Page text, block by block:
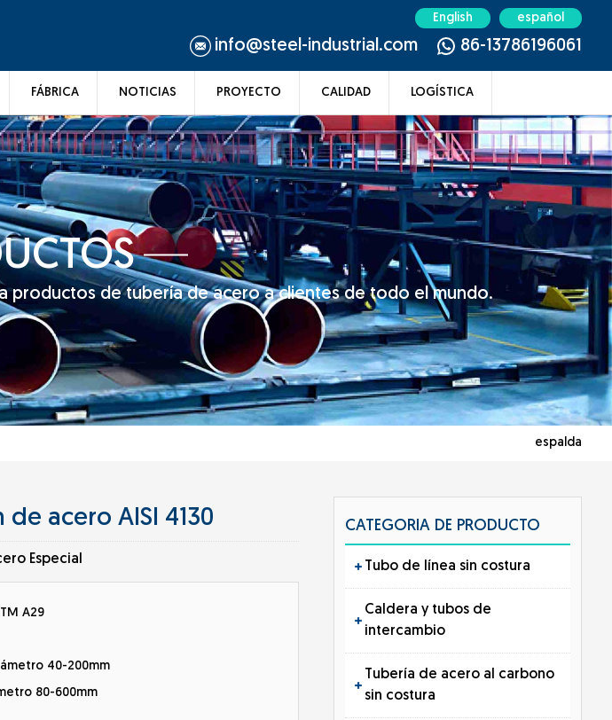
English español
86-13786196061
info@steel-industrial.com
FÁBRICA NOTICIAS PROYECTO CALIDAD LOGÍSTICA
productos de tubería de acero a clientes de todo el mundo.
espalda
CATEGORIA DE PRODUCTO
Tubo de línea sin costura
Caldera y tubos de
intercambio
Tubería de acero al carbono
sin costura
de acero AISI 4130
Especial
A29
40-200mm
80-600mm